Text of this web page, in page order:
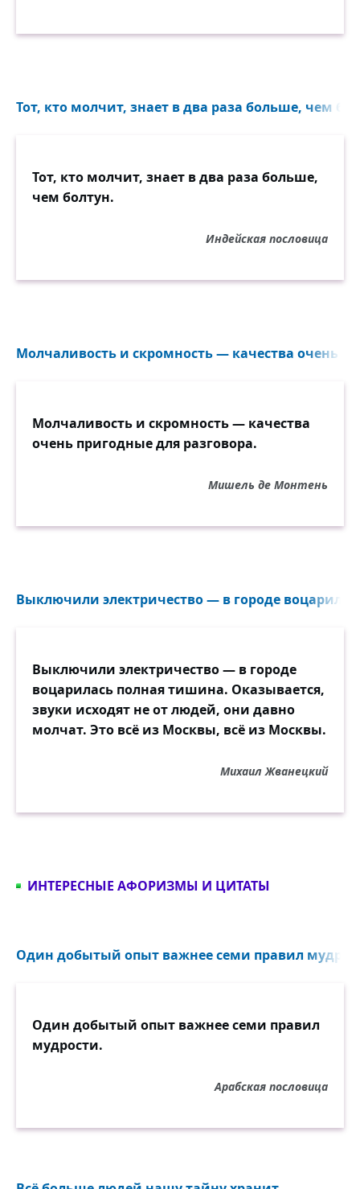
Тот, кто молчит, знает в два раза больше, чем
Тот, кто молчит, знает в два раза больше,
чем болтун.
Индейская пословица
Молчаливость и скромность — качества очень
Молчаливость и скромность — качества
очень пригодные для разговора.
Мишель де Монтень
Выключили электричество — в городе
Выключили электричество — в городе
воцарилась полная тишина. Оказывается,
звуки исходят не от людей, они давно
молчат. Это всё из Москвы, всё из Москвы.
Михаил Жванецкий
ИНТЕРЕСНЫЕ АФОРИЗМЫ И ЦИТАТЫ
Один добытый опыт важнее семи правил
Один добытый опыт важнее семи правил
мудрости.
Арабская пословица